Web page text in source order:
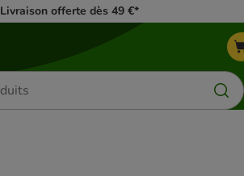
Livraison offerte dès 49 €*